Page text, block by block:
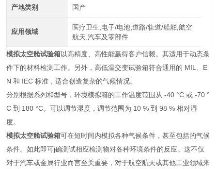
产地类别 国产
应用领域
医疗卫生,电子/电池,道路/轨道/船舶,航空
航天,汽车及零部件
模拟太空舱试验箱以高精度、高性能赢得客户信赖。其适用于动态条
件下的材料检测工作。另外，高低温交变试验箱符合通用的 MIL、E
N 和 IEC 标准，适合创造复杂的气候情况。
分别根据系列和型号，环境模拟箱的工作温度范围从 -40 °C 或 -70 °
C 到 180 °C。可以调节湿度，调节范围为 10 % 到 98 % 相对湿
度。
模拟太空舱试验箱可在短时间内模拟各种气候条件，甚至包括的气候
条件。如此即可j确测试相应检测物对各种环境条件的反应。这不仅
对于汽车或金属行业而言至关重要，对于航空航天或其他工业领域来